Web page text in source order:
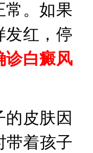
常。如果
发红，停
诊白癜风
皮肤因
带着孩子